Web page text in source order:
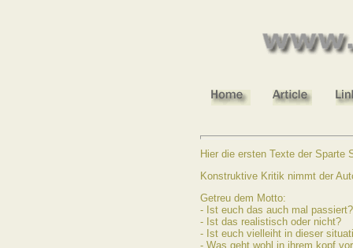
Hier die ersten Texte der Sparte
Konstruktive Kritik nimmt der
Getreu dem Motto:
- Ist euch das auch mal passiert?
- Ist das realistisch oder nicht?
- Ist euch vielleiht in dieser
- Was geht wohl in ihrem kopf